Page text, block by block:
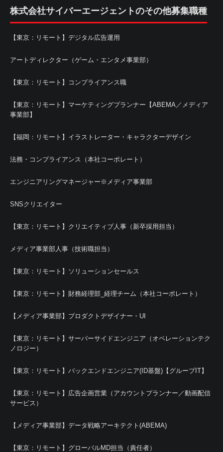
株式会社サイバーエージェントのその他募集職種
【東京：リモート】デジタル広告運用
アートディレクター（ゲーム・エンタメ事業部）
【東京：リモート】コンプライアンス職
【東京：リモート】マーケティングプランナー【ABEMA／メディア
事業部】
【福岡：リモート】イラストレーター・キャラクターデザイン
法務・コンプライアンス（本社コーポレート）
エンジニアリングマネージャー※メディア事業部
SNSクリエイター
【東京：リモート】クリエイティブ人事（新卒採用担当）
メディア事業部人事（技術職担当）
【東京：リモート】ソリューションセールス
【東京：リモート】財務経理部_経理チーム（本社コーポレート）
【メディア事業部】プロダクトデザイナー・UI
【東京：リモート】サーバーサイドエンジニア（オペレーションテク
ノロジー）
【東京：リモート】バックエンドエンジニア(ID基盤)【グループIT】
【東京：リモート】広告企画営業（アカウントプランナー／動画配信
サービス）
【メディア事業部】データ戦略アーキテクト(ABEMA)
【東京：リモート】グローバルMD担当（責任者）